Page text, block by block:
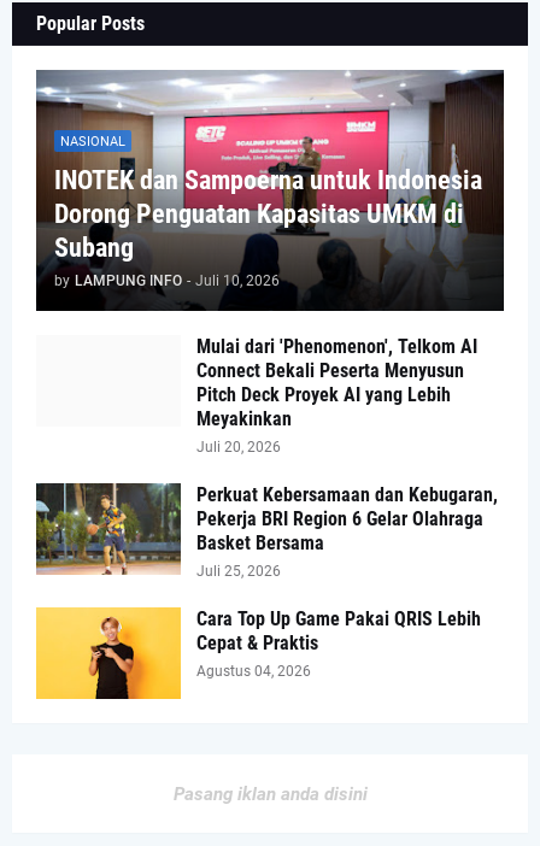
Popular Posts
NASIONAL
INOTEK dan Sampoerna untuk Indonesia
Dorong Penguatan Kapasitas UMKM di
Subang
by LAMPUNG INFO - Juli 10, 2026
Mulai dari 'Phenomenon', Telkom AI
Connect Bekali Peserta Menyusun
Pitch Deck Proyek AI yang Lebih
Meyakinkan
Juli 20, 2026
Perkuat Kebersamaan dan Kebugaran,
Pekerja BRI Region 6 Gelar Olahraga
Basket Bersama
Juli 25, 2026
Cara Top Up Game Pakai QRIS Lebih
Cepat & Praktis
Agustus 04, 2026
Pasang iklan anda disini